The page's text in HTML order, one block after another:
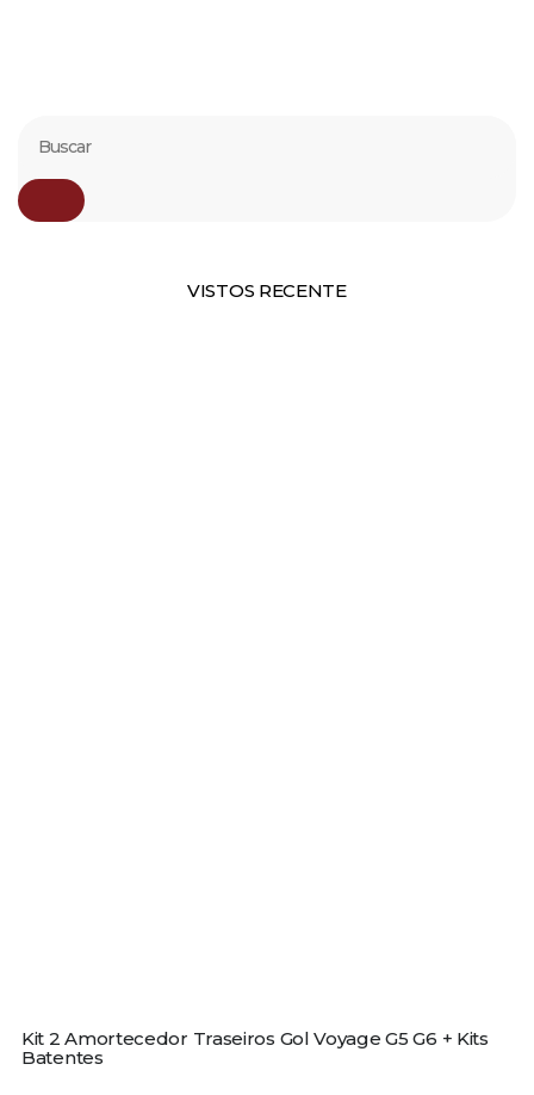
VISTOS RECENTE
Kit 2 Amortecedor Traseiros Gol Voyage G5 G6 + Kits
Batentes